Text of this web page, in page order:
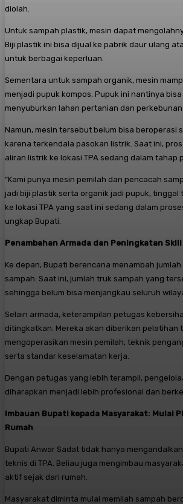
diolah.
Untuk sampah plastik, mesin dapat
Biji plastik ini bisa dijual ke pabrik daur ulang
untuk berbagai keperluan.
Sementara untuk sampah organik, mesin
menjadi pupuk kompos. Pupuk ini nantinya
menyuburkan lahan pertanian dan perkebunan
Namun, mesin tersebut belum bisa beroperasi
karena terkendala pasokan listrik. Saat ini,
aliran listrik ke lokasi TPA sedang dalam tahap
“Kami punya mesin pemilah dan pencacah
jadi biji plastik serta organik jadi pupuk, tinggal
ke lokasi TPA yang saat ini sedang dalam
ungkap Bupati.
Penambahan Armada dan Peningkatan
Ke depan, Bupati berencana menambah
sampah. Saat ini, jumlah truk sampah yang
sehingga belum bisa menjangkau seluruh
Selain armada, keterampilan petugas
ditingkatkan. Mereka akan diberikan pelatihan
mengoperasikan mesin pemilah, teknik
serta standar keselamatan kerja.
Dengan petugas yang lebih terampil,
diharapkan menjadi lebih profesional dan
Imbauan Bupati kepada Masyarakat: Mulai
Rumah
Bupati Anwar Sadat tidak hanya
teknis di TPA. Beliau juga mengimbau
aktif sejak dari rumah.
Masyarakat diminta mulai memilah sampah